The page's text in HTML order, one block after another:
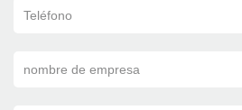
Teléfono
nombre de empresa